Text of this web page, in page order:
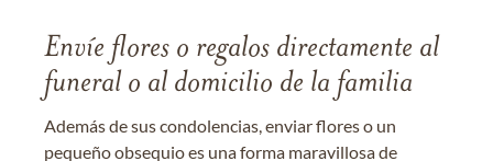
Envíe flores o regalos directamente al
funeral o al domicilio de la familia
Además de sus condolencias, enviar flores o un
pequeño obsequio es una forma maravillosa de